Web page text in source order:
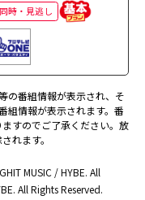
同時・見逃し
の番組情報が表示され、そ
組情報が表示されます。番
すのでご了承ください。放
れます。
MUSIC / HYBE. All
All Rights Reserved.